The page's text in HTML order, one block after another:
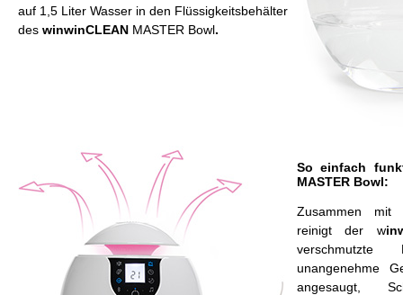
auf 1,5 Liter Wasser in den Flüssigkeitsbehälter
des winwinCLEAN MASTER Bowl.
So einfach
MASTER Bowl:
Zusammen mit
reinigt der w
unangenehme
angesaugt,